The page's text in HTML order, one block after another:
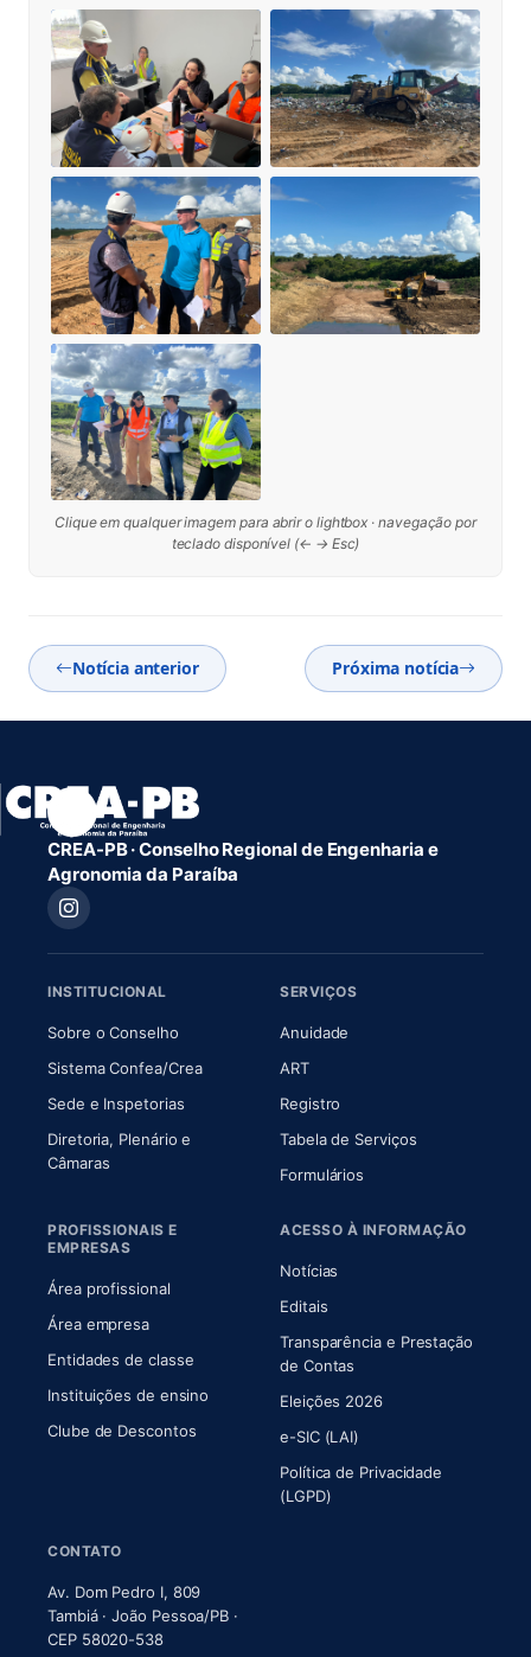
Clique em qualquer imagem para abrir o lightbox · navegação por
teclado disponível (← → Esc)
Notícia anterior Próxima notícia
CREA-PB · Conselho Regional de Engenharia e
Agronomia da Paraíba
INSTITUCIONAL
Sobre o Conselho(abre em nova aba)
Sistema Confea/Crea(abre em nova aba)
Sede e Inspetorias
Diretoria, Plenário e
Câmaras(abre em nova aba)
SERVIÇOS
Anuidade
ART(abre em nova aba)
Registro
Tabela de Serviços
Formulários
PROFISSIONAIS E
EMPRESAS
Área profissional
Área empresa
Entidades de classe
Instituições de ensino
Clube de Descontos
ACESSO À INFORMAÇÃO
Notícias
Editais
Transparência e Prestação
de Contas
Eleições 2026
e-SIC (LAI)
Política de Privacidade
(LGPD)
CONTATO
Av. Dom Pedro I, 809
Tambiá · João Pessoa/PB ·
CEP 58020-538